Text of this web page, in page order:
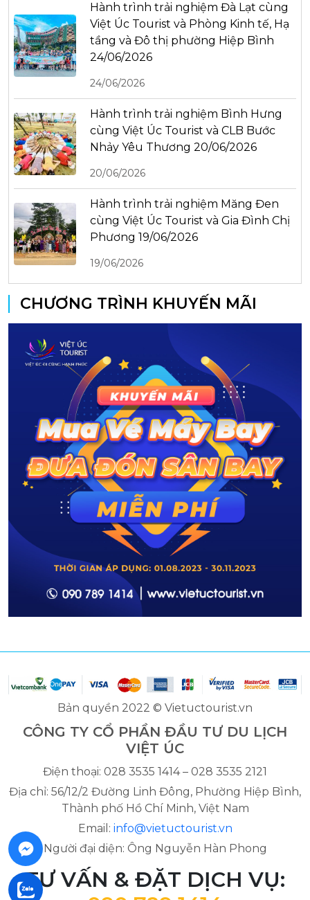
Hành trình trải nghiệm Đà Lạt cùng
Việt Úc Tourist và Phòng Kinh tế, Hạ
tầng và Đô thị phường Hiệp Bình
24/06/2026
24/06/2026
Hành trình trải nghiệm Bình Hưng
cùng Việt Úc Tourist và CLB Bước
Nhảy Yêu Thương 20/06/2026
20/06/2026
Hành trình trải nghiệm Măng Đen
cùng Việt Úc Tourist và Gia Đình Chị
Phương 19/06/2026
19/06/2026
CHƯƠNG TRÌNH KHUYẾN MÃI
Bản quyền 2022 © Vietuctourist.vn
CÔNG TY CỔ PHẦN ĐẦU TƯ DU LỊCH
VIỆT ÚC
Điện thoại: 028 3535 1414 – 028 3535 2121
Địa chỉ: 56/12/2 Đường Linh Đông, Phường Hiệp Bình,
Thành phố Hồ Chí Minh, Việt Nam
Email: info@vietuctourist.vn
Người đại diện: Ông Nguyễn Hàn Phong
TƯ VẤN & ĐẶT DỊCH VỤ: